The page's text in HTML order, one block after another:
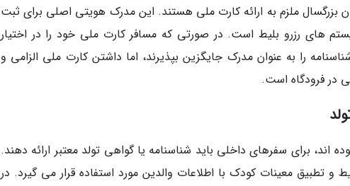
بزرگسال ملزم به ارائه کارت ملی هستند. این مدرک هویتی اصلی برای ثبت
های رزرو بلیط است. در صورتی که مسافر کارت ملی خود را در اختیار
را به عنوان مدرک جایگزین بپذیرند، اما داشتن کارت ملی الزامی و
در فرودگاه است.
اند، برای سفرهای داخلی باید شناسنامه یا گواهی تولد معتبر ارائه دهند.
تطبیق معینات کودک با اطلاعات والدین مورد استفاده قرار می گیرد. در